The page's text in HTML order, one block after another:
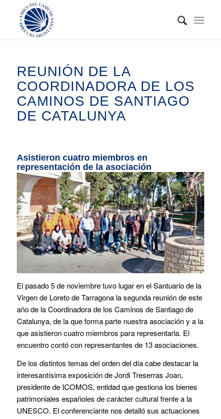
REUNIÓN DE LA
COORDINADORA DE LOS
CAMINOS DE SANTIAGO
DE CATALUNYA
Asistieron cuatro miembros en
representación de la asociación
El pasado 5 de noviembre tuvo lugar en el Santuario de la
Virgen de Loreto de Tarragona la segunda reunión de este
año de la Coordinadora de los Caminos de Santiago de
Catalunya, de la que forma parte nuestra asociación y a la
que asistieron cuatro miembros para representarla. El
encuentro contó con representantes de 13 asociaciones.
De los distintos temas del orden del día cabe destacar la
interesantísima exposición de Jordi Treserras Joan,
presidente de ICOMOS, entidad que gestiona los bienes
patrimoniales españoles de carácter cultural frente a la
UNESCO. El conferenciante nos detalló sus actuaciones